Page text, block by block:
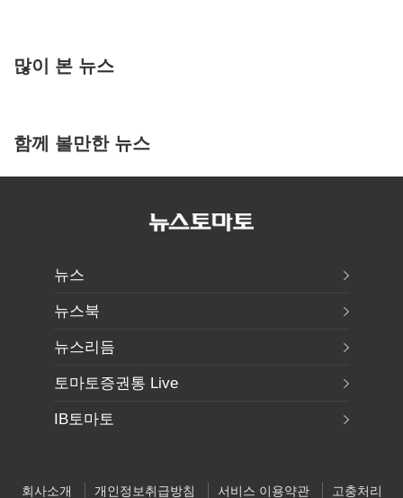
많이 본 뉴스
함께 볼만한 뉴스
뉴스
뉴스북
뉴스리듬
토마토증권통 Live
IB토마토
회사소개 개인정보취급방침 서비스 이용약관 고충처리